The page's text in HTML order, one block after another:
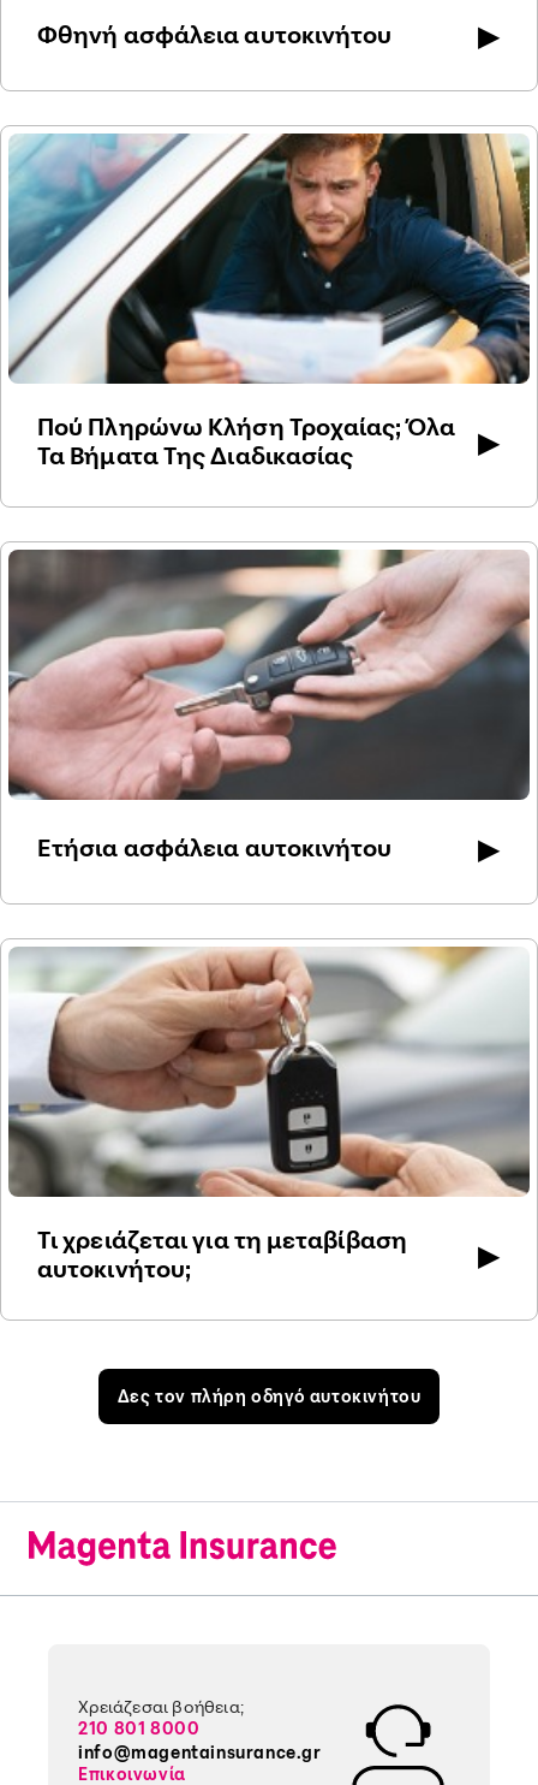
Φθηνή ασφάλεια αυτοκινήτου ▶
Πού Πληρώνω Κλήση Τροχαίας; Όλα
Τα Βήματα Της Διαδικασίας
▶
Ετήσια ασφάλεια αυτοκινήτου ▶
Τι χρειάζεται για τη μεταβίβαση
αυτοκινήτου;
▶
Δες τον πλήρη οδηγό αυτοκινήτου
Χρειάζεσαι βοήθεια;
210 801 8000
info@magentainsurance.gr
Επικοινωνία